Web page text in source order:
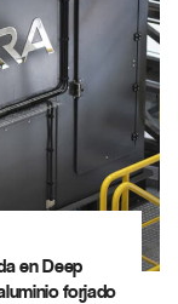
en Deep
forjado